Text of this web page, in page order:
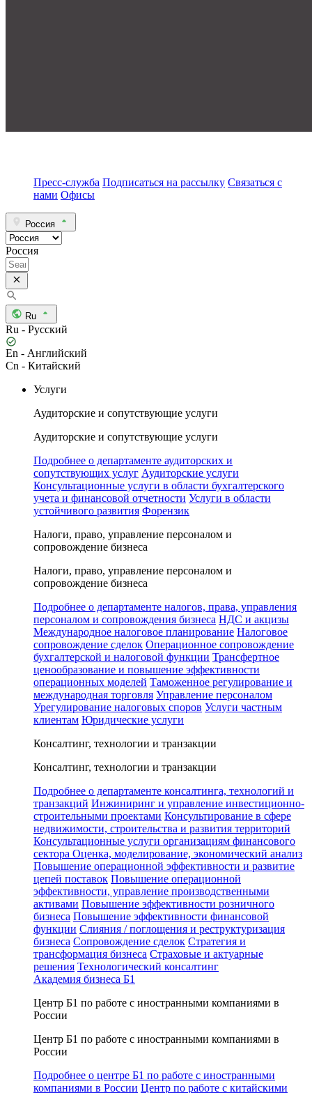
Пресс-служба Подписаться на рассылку Связаться с
нами Офисы
Россия
Россия
Ru
Ru - Русский
En - Английский
Cn - Китайский
Услуги
Аудиторские и сопутствующие услуги
Аудиторские и сопутствующие услуги
Подробнее о департаменте аудиторских и
сопутствующих услуг Аудиторские услуги
Консультационные услуги в области бухгалтерского
учета и финансовой отчетности Услуги в области
устойчивого развития Форензик
Налоги, право, управление персоналом и
сопровождение бизнеса
Налоги, право, управление персоналом и
сопровождение бизнеса
Подробнее о департаменте налогов, права, управления
персоналом и сопровождения бизнеса НДС и акцизы
Международное налоговое планирование Налоговое
сопровождение сделок Операционное сопровождение
бухгалтерской и налоговой функции Трансфертное
ценообразование и повышение эффективности
операционных моделей Таможенное регулирование и
международная торговля Управление персоналом
Урегулирование налоговых споров Услуги частным
клиентам Юридические услуги
Консалтинг, технологии и транзакции
Консалтинг, технологии и транзакции
Подробнее о департаменте консалтинга, технологий и
транзакций Инжиниринг и управление инвестиционно-
строительными проектами Консультирование в сфере
недвижимости, строительства и развития территорий
Консультационные услуги организациям финансового
сектора Оценка, моделирование, экономический анализ
Повышение операционной эффективности и развитие
цепей поставок Повышение операционной
эффективности, управление производственными
активами Повышение эффективности розничного
бизнеса Повышение эффективности финансовой
функции Слияния / поглощения и реструктуризация
бизнеса Сопровождение сделок Стратегия и
трансформация бизнеса Страховые и актуарные
решения Технологический консалтинг
Академия бизнеса Б1
Центр Б1 по работе с иностранными компаниями в
России
Центр Б1 по работе с иностранными компаниями в
России
Подробнее о центре Б1 по работе с иностранными
компаниями в России Центр по работе с китайскими